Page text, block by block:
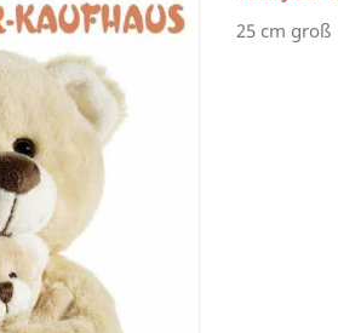
25 cm groß